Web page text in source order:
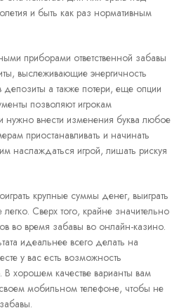
и быть как раз нормативным
приборами ответственной забавы
выслеживающие энергичность
а также потери, еще опции
позволяют игрокам
нужно внести изменения буква любое
приостанавливать и начинать
наслаждаться игрой, лишать рискуя
крупные суммы денег, выиграть
Сверх того, крайне значительно
во время забавы во онлайн-казино.
идеальнее всего делать на
у вас есть возможность
хорошем качестве варианты вам
мобильном телефоне, чтобы не